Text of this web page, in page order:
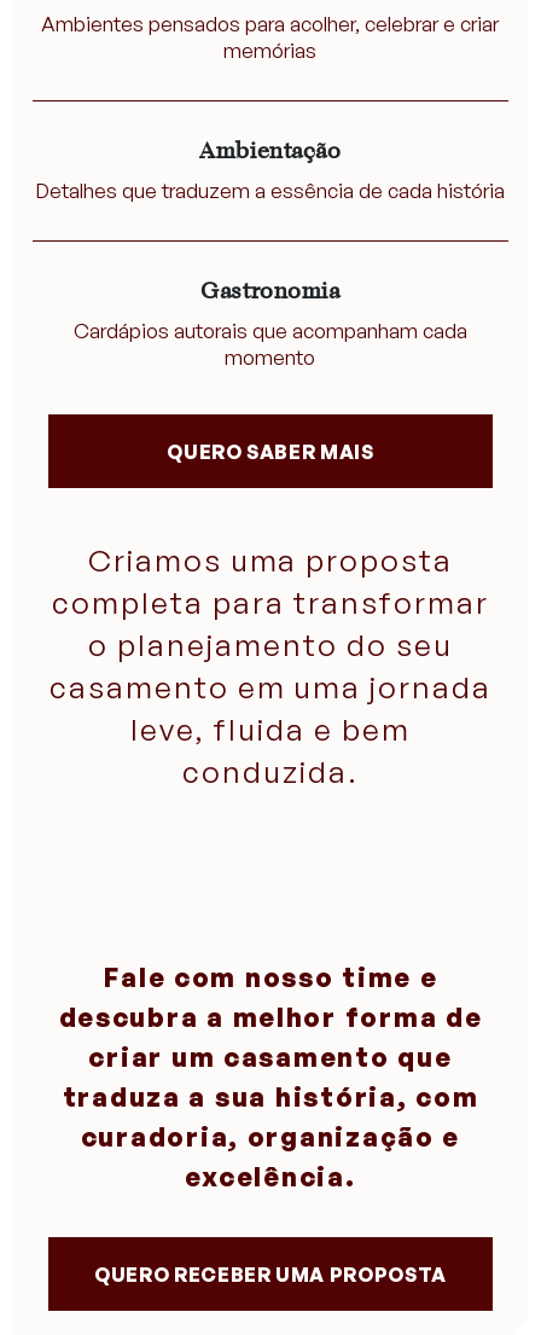
Ambientes pensados para acolher, celebrar e criar
memórias
Ambientação
Detalhes que traduzem a essência de cada história
Gastronomia
Cardápios autorais que acompanham cada
momento
QUERO SABER MAIS
Criamos uma proposta
completa para transformar
o planejamento do seu
casamento em uma jornada
leve, fluida e bem
conduzida.
Fale com nosso time e
descubra a melhor forma de
criar um casamento que
traduza a sua história, com
curadoria, organização e
excelência.
QUERO RECEBER UMA PROPOSTA